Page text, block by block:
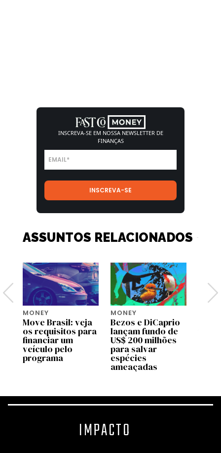
INSCREVA-SE EM NOSSA NEWSLETTER DE
FINANÇAS
ASSUNTOS RELACIONADOS
MONEY
Move Brasil: veja
os requisitos para
financiar um
veículo pelo
programa
MONEY
Bezos e DiCaprio
lançam fundo de
US$ 200 milhões
para salvar
espécies
ameaçadas
IMPACTO